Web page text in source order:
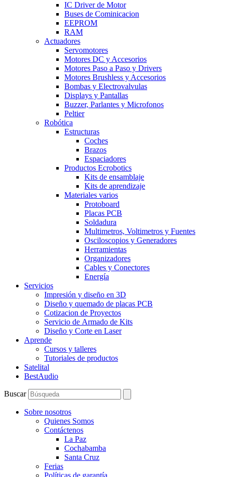
IC Driver de Motor
Buses de Cominicacion
EEPROM
RAM
Actuadores
Servomotores
Motores DC y Accesorios
Motores Paso a Paso y Drivers
Motores Brushless y Accesorios
Bombas y Electrovalvulas
Displays y Pantallas
Buzzer, Parlantes y Microfonos
Peltier
Robótica
Estructuras
Coches
Brazos
Espaciadores
Productos Ecrobotics
Kits de ensamblaje
Kits de aprendizaje
Materiales varios
Protoboard
Placas PCB
Soldadura
Multimetros, Voltimetros y Fuentes
Osciloscopios y Generadores
Herramientas
Organizadores
Cables y Conectores
Energía
Servicios
Impresión y diseño en 3D
Diseño y quemado de placas PCB
Cotizacion de Proyectos
Servicio de Armado de Kits
Diseño y Corte en Laser
Aprende
Cursos y talleres
Tutoriales de productos
Satelital
BestAudio
Buscar
Sobre nosotros
Quienes Somos
Contáctenos
La Paz
Cochabamba
Santa Cruz
Ferias
Políticas de garantía